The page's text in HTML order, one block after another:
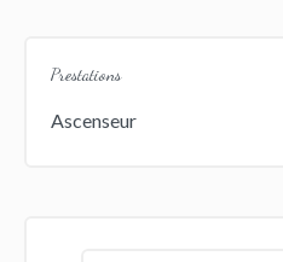
Prestations
Ascenseur